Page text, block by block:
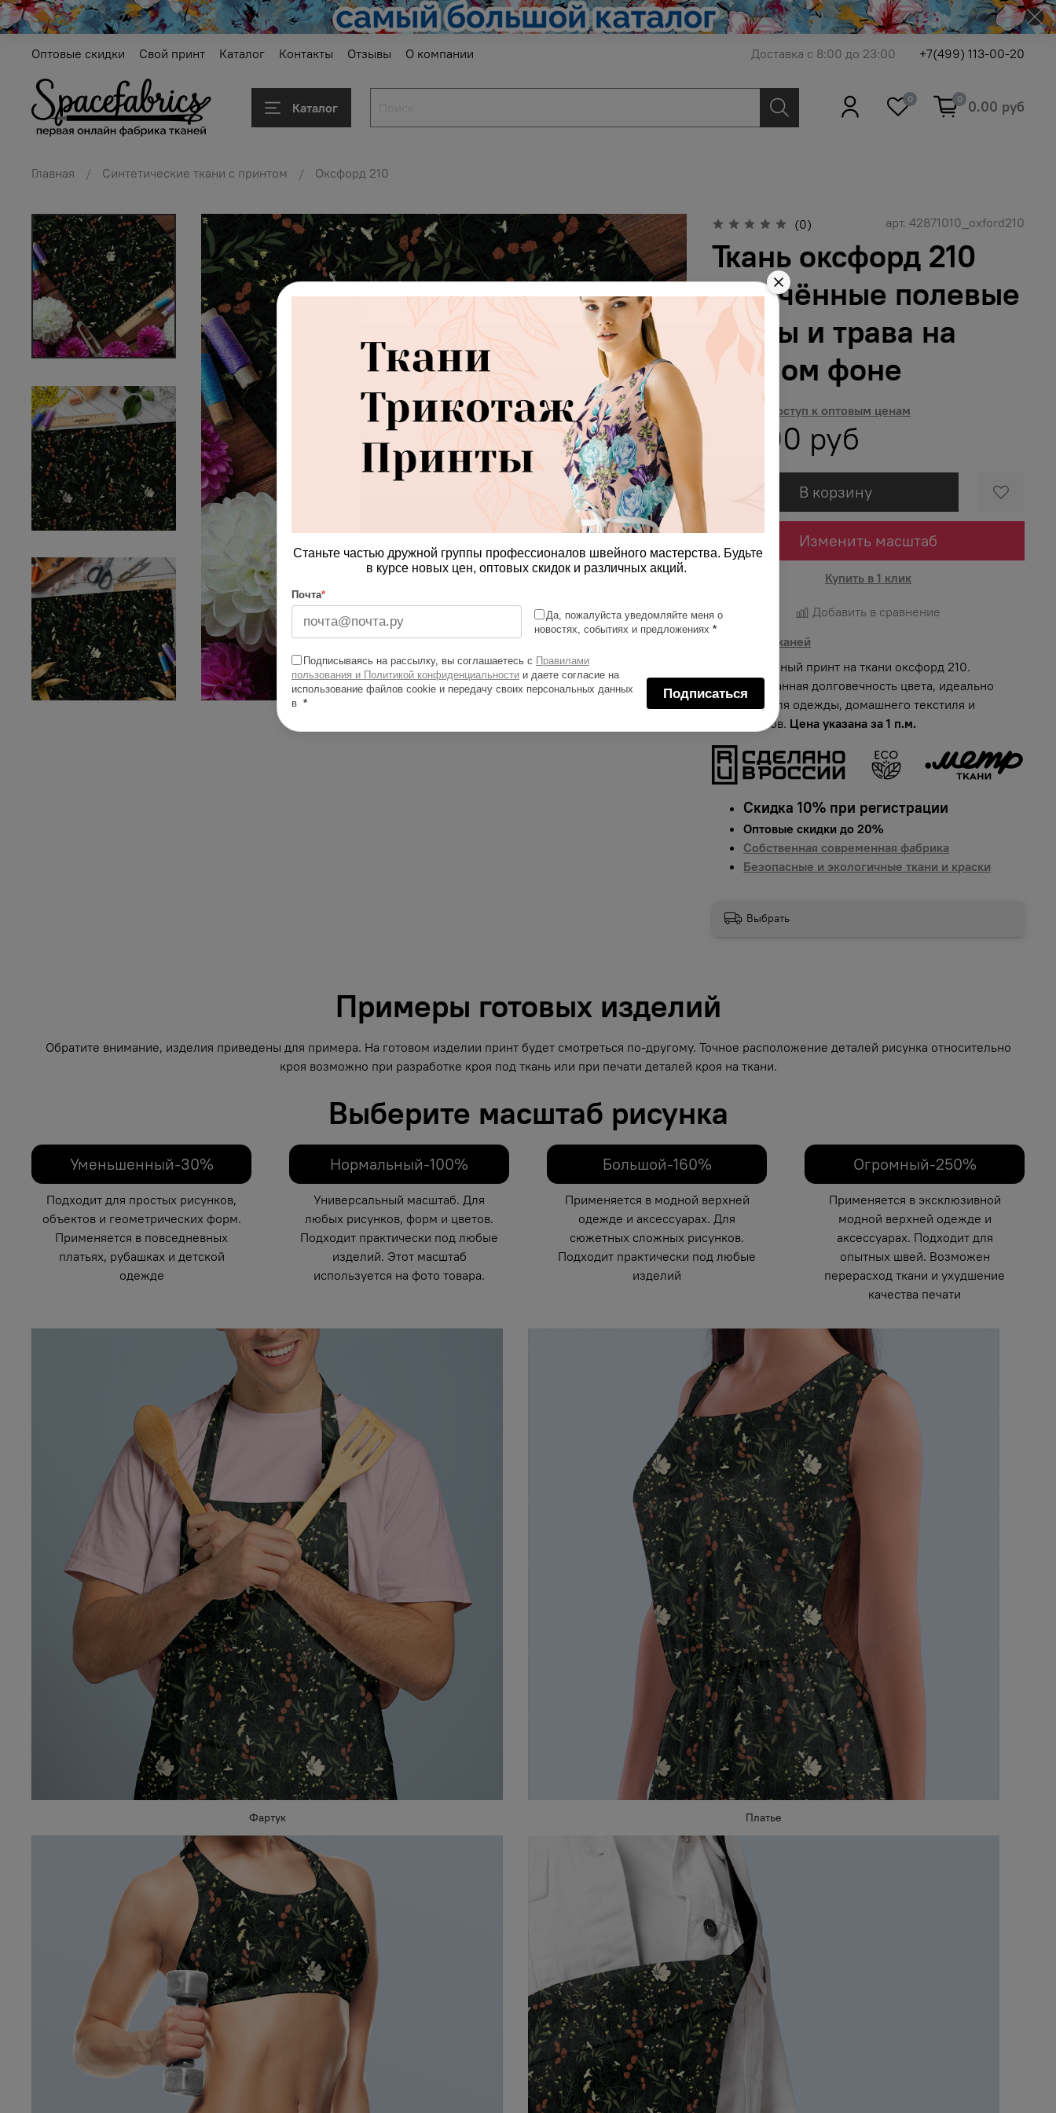
Оптовые скидки Свой принт Каталог Контакты Отзывы О компании Доставка с 8:00 до 23:00 +7(499) 113-00-20
Каталог
0 0 0.00 руб
Главная Синтетические ткани с принтом Оксфорд 210
(0) арт. 42871010_oxford210
Ткань оксфорд 210
утончённые полевые
цветы и трава на
чёрном фоне
Получить доступ к оптовым ценам
417.00 руб
В корзину
Изменить масштаб
Купить в 1 клик
Добавить в сравнение
Описание тканей
Яркий и сочный принт на ткани оксфорд 210.
Гарантированная долговечность цвета, идеально
подходит для одежды, домашнего текстиля и
аксессуаров. Цена указана за 1 п.м.
Скидка 10% при регистрации
Оптовые скидки до 20%
Собственная современная фабрика
Безопасные и экологичные ткани и краски
Выбрать
Примеры готовых изделий
Обратите внимание, изделия приведены для примера. На готовом изделии принт будет смотреться по-другому. Точное расположение деталей рисунка относительно
кроя возможно при разработке кроя под ткань или при печати деталей кроя на ткани.
Выберите масштаб рисунка
Уменьшенный-30%
Подходит для простых рисунков,
объектов и геометрических форм.
Применяется в повседневных
платьях, рубашках и детской
одежде
Нормальный-100%
Универсальный масштаб. Для
любых рисунков, форм и цветов.
Подходит практически под любые
изделий. Этот масштаб
используется на фото товара.
Большой-160%
Применяется в модной верхней
одежде и аксессуарах. Для
сюжетных сложных рисунков.
Подходит практически под любые
изделий
Огромный-250%
Применяется в эксклюзивной
модной верхней одежде и
аксессуарах. Подходит для
опытных швей. Возможен
перерасход ткани и ухудшение
качества печати
Фартук Платье
Станьте частью дружной группы профессионалов швейного мастерства. Будьте
в курсе новых цен, оптовых скидок и различных акций.
Почта*
Да, пожалуйста уведомляйте меня о
новостях, событиях и предложениях *
Подписываясь на рассылку, вы соглашаетесь с Правилами
пользования и Политикой конфиденциальности и даете согласие на
использование файлов cookie и передачу своих персональных данных
в *
Подписаться